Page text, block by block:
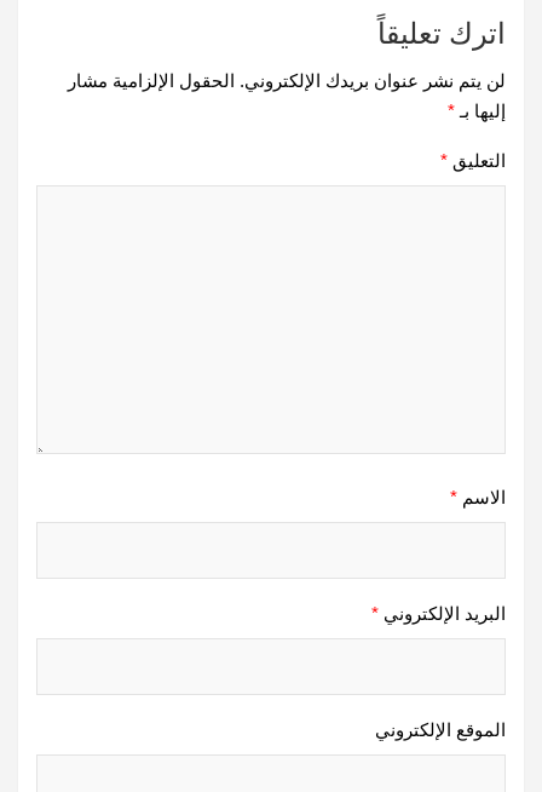
اترك تعليقاً
لن يتم نشر عنوان بريدك الإلكتروني. الحقول الإلزامية مشار
إليها بـ *
التعليق *
الاسم *
البريد الإلكتروني *
الموقع الإلكتروني